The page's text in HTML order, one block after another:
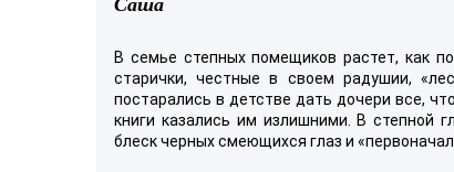
В семье степных помещиков растет, как
старички, честные в своем радушии,
постарались в детстве дать дочери все,
книги казались им излишними. В степной
блеск черных смеющихся глаз и